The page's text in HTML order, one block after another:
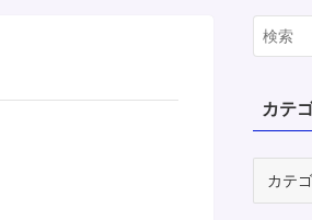
カテ